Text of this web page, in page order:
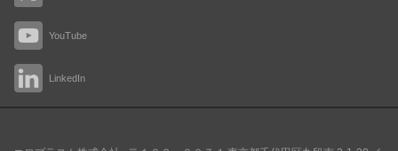
YouTube
LinkedIn